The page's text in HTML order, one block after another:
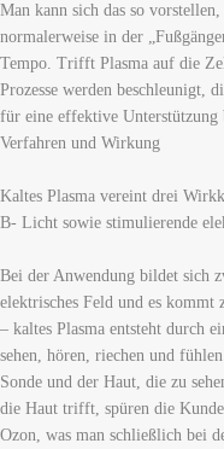
Man kann sich das so
normalerweise in der
Tempo. Trifft Plasma auf die
Prozesse werden beschleunigt,
für eine effektive
Verfahren und Wirkung
Kaltes Plasma vereint drei
B- Licht sowie stimulierende
Bei der Anwendung bildet sich
elektrisches Feld und es
– kaltes Plasma entsteht durch
sehen, hören, riechen und
Sonde und der Haut, die zu
die Haut trifft, spüren die
Ozon, was man schließlich bei